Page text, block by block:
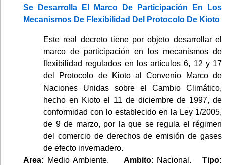
Se Desarrolla El Marco De Participación En Los
Mecanismos De Flexibilidad Del Protocolo De Kioto
Este real decreto tiene por objeto desarrollar el
marco de participación en los mecanismos de
flexibilidad regulados en los artículos 6, 12 y 17
del Protocolo de Kioto al Convenio Marco de
Naciones Unidas sobre el Cambio Climático,
hecho en Kioto el 11 de diciembre de 1997, de
conformidad con lo establecido en la Ley 1/2005,
de 9 de marzo, por la que se regula el régimen
del comercio de derechos de emisión de gases
de efecto invernadero.
Area: Medio Ambiente.Ambito: Nacional.Tipo: